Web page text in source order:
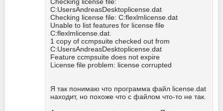
C:UsersAndreasDesktoplicense.dat
Checking license file: C:flexlmlicense.dat
Unable to list features for license file
C:flexlmlicense.dat.
1 copy of ccmpsuite checked out from
C:UsersAndreasDesktoplicense.dat
Feature ccmpsuite does not expire
License file problem: license corrupted
Я так понимаю что программа файл license.dat
находит, но похоже что с файлом что-то не так.